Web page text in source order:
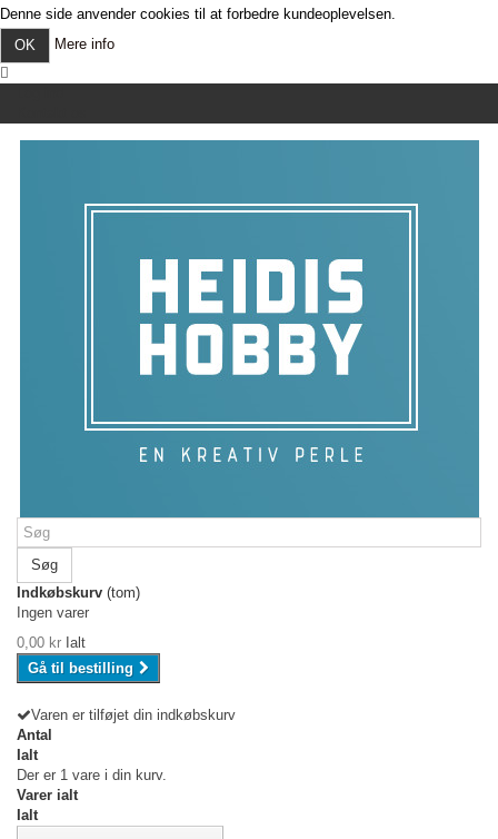
Denne side anvender cookies til at forbedre kundeoplevelsen.
OK
Mere info
Søg
Indkøbskurv (tom)
Ingen varer
0,00 kr Ialt
Gå til bestilling
Varen er tilføjet din indkøbskurv
Antal
Ialt
Der er 1 vare i din kurv.
Varer ialt
Ialt